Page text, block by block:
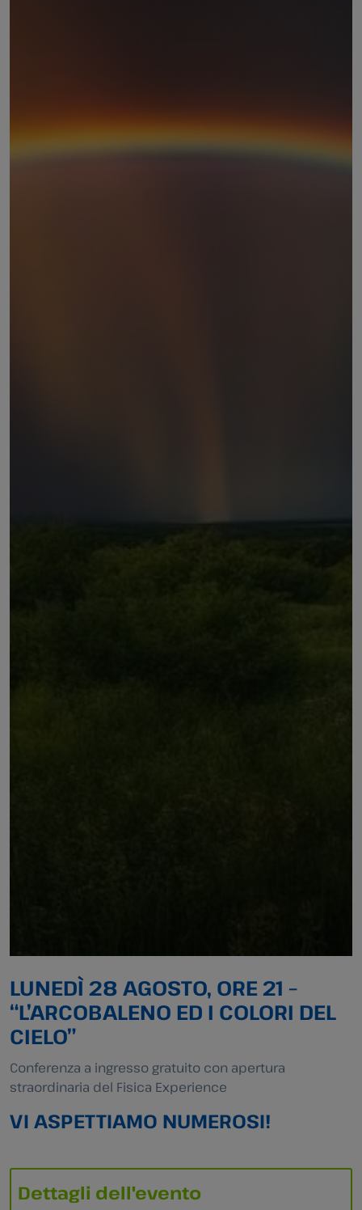
LUNEDÌ 28 AGOSTO, ORE 21 –
“L’ARCOBALENO ED I COLORI DEL
CIELO”
Conferenza a ingresso gratuito con apertura
straordinaria del Fisica Experience
VI ASPETTIAMO NUMEROSI!
Dettagli dell'evento